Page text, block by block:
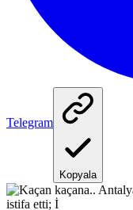
Telegram
Kopyala